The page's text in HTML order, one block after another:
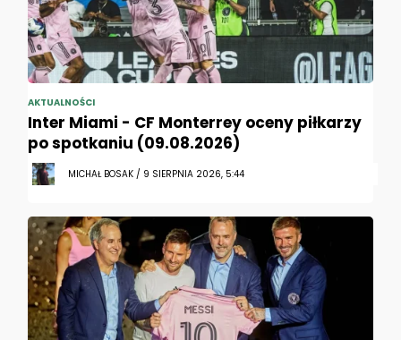
AKTUALNOŚCI
Inter Miami - CF Monterrey oceny piłkarzy
po spotkaniu (09.08.2026)
MICHAŁ BOSAK / 9 SIERPNIA 2026, 5:44